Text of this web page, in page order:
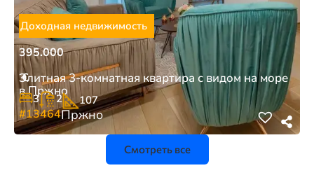
395.000
€
Элитная 3-комнатная квартира с видом на море
в Пржно
3 2 107
#13464Пржно
Доходная недвижимость
Смотреть все